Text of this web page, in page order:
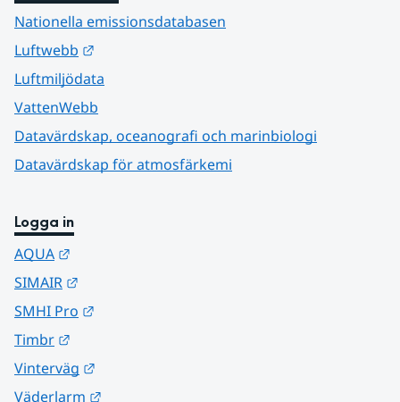
Nationella emissionsdatabasen
Luftwebb
Luftmiljödata
VattenWebb
Datavärdskap, oceanografi och marinbiologi
Datavärdskap för atmosfärkemi
Logga in
AQUA
SIMAIR
SMHI Pro
Timbr
Vinterväg
Väderlarm